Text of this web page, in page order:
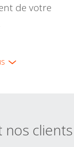
de votre
nos clients